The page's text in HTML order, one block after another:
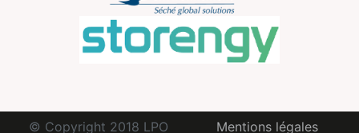
© Copyright 2018 LPO Mentions légales